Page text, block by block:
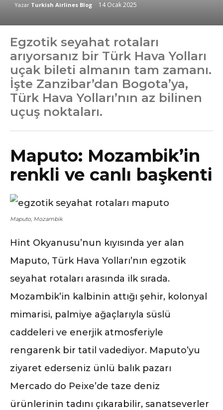
Yazar Turkish Airlines Blog 14 Ocak 2025
Egzotik seyahat rotaları
arıyorsanız bir Türk Hava Yolları
uçak bileti almanın tam zamanı.
İşte Zanzibar’dan Bogota’ya,
Türk Hava Yolları’nın az bilinen
uçuş noktaları.
Maputo: Mozambik’in
renkli ve canlı başkenti
Maputo, Mozambik
Hint Okyanusu’nun kıyısında yer alan
Maputo, Türk Hava Yolları’nın egzotik
seyahat rotaları arasında ilk sırada.
Mozambik’in kalbinin attığı şehir, kolonyal
mimarisi, palmiye ağaçlarıyla süslü
caddeleri ve enerjik atmosferiyle
rengarenk bir tatil vadediyor. Maputo’yu
ziyaret ederseniz ünlü balık pazarı
Mercado do Peixe’de taze deniz
ürünlerinin tadını çıkarabilir, sanatseverler